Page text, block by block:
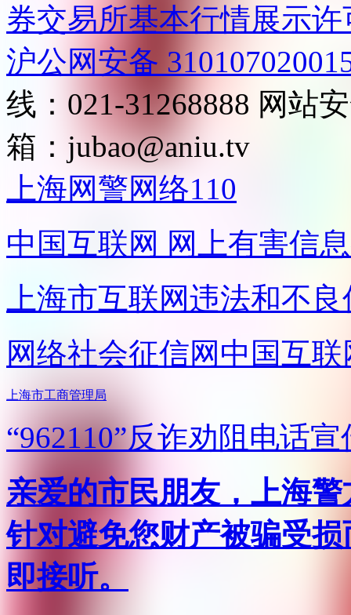
券交易所基本行情展示许
沪公网安备
线：021-31268888 网站
箱： jubao@aniu.tv
上海网警网络110
中国互联网 网上有害信
上海市互联网违法和不
网络社会征信网 中国互
上海市工商管理局
“962110”反诈劝阻电话宣
亲爱的市民朋友，上海
针对避免您财产被骗受
即接听。